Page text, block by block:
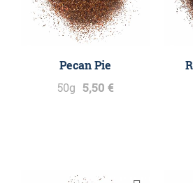
Pecan Pie
50g 5,50 €